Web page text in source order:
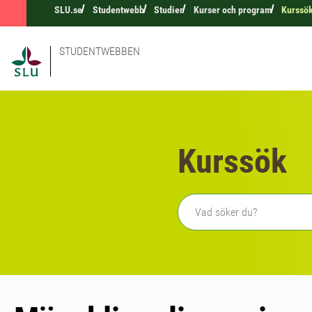
SLU.se Studentwebb Studier Kurser och program
STUDENTWEBBEN
Kurssök
Fritext sökning